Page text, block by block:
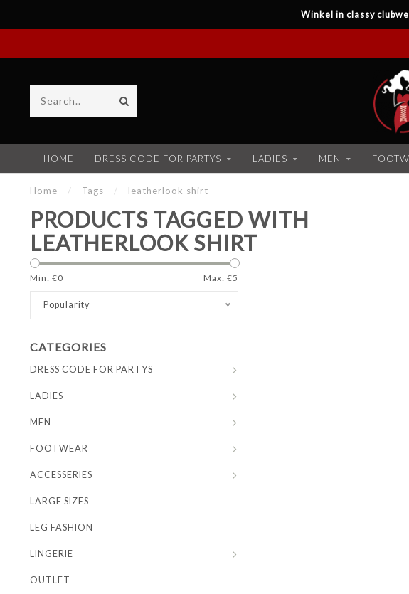
Winkel in classy
HOME DRESS CODE FOR PARTYS LADIES MEN
Home / Tags / leatherlook shirt
PRODUCTS TAGGED WITH
LEATHERLOOK SHIRT
Min: €0 Max: €5
Popularity
CATEGORIES
DRESS CODE FOR PARTYS
LADIES
MEN
FOOTWEAR
ACCESSERIES
LARGE SIZES
LEG FASHION
LINGERIE
OUTLET